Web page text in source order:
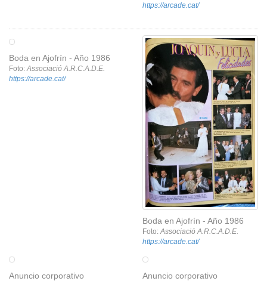
https://arcade.cat/
Boda en Ajofrín - Año 1986
Foto:Associació A.R.C.A.D.E.
https://arcade.cat/
Boda en Ajofrín - Año 1986
Foto:Associació A.R.C.A.D.E.
https://arcade.cat/
Anuncio corporativo
Anuncio corporativo